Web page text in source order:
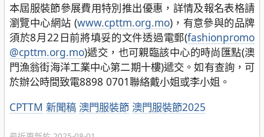
本屆服裝節參展費用特別推出優惠，詳情及報名表格請
瀏覽中心網站 (www.cpttm.org.mo)，有意參與的品牌
須於8月22日前將填妥的文件透過電郵(fashionpromo
@cpttm.org.mo)遞交，也可親臨該中心的時尚匯點(澳
門漁翁街海洋工業中心第二期十樓)遞交。如有查詢，可
於辦公時間致電8898 0701聯絡戴小姐或李小姐。
分
CPTTM 新聞稿 澳門服裝節 澳門服裝節2025